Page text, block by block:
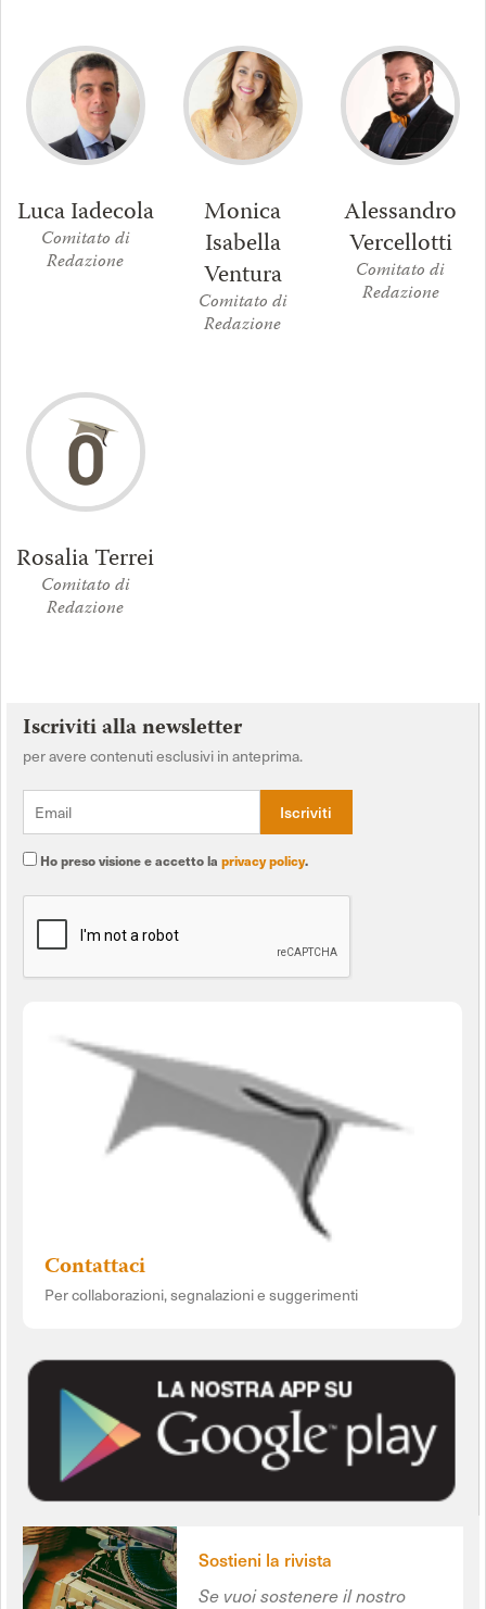
Luca Iadecola
Comitato di
Redazione
Monica
Isabella
Ventura
Comitato di
Redazione
Alessandro
Vercellotti
Comitato di
Redazione
Rosalia Terrei
Comitato di
Redazione
Iscriviti alla newsletter
per avere contenuti esclusivi in anteprima.
Ho preso visione e accetto la privacy policy.
Contattaci
Per collaborazioni, segnalazioni e suggerimenti
Sostieni la rivista
Se vuoi sostenere il nostro